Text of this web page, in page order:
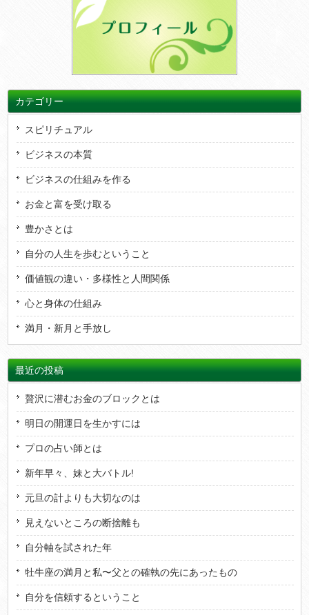
カテゴリー
スピリチュアル
ビジネスの本質
ビジネスの仕組みを作る
お金と富を受け取る
豊かさとは
自分の人生を歩むということ
価値観の違い・多様性と人間関係
心と身体の仕組み
満月・新月と手放し
最近の投稿
贅沢に潜むお金のブロックとは
明日の開運日を生かすには
プロの占い師とは
新年早々、妹と大バトル!
元旦の計よりも大切なのは
見えないところの断捨離も
自分軸を試された年
牡牛座の満月と私〜父との確執の先にあったもの
自分を信頼するということ